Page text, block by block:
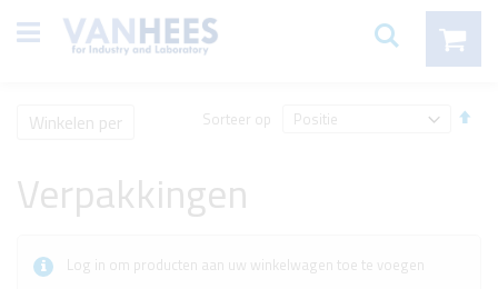
direct
door
Zoeken
Verpakkingen
Log in om producten aan uw winkelwagen toe te voegen
Sorteer op
Winkelen per